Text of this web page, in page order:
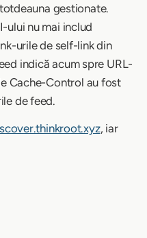
gestionate.
ului nu mai includ
urile de self-link din
indică acum spre URL-
Cache-Control au fost
de feed.
, iar